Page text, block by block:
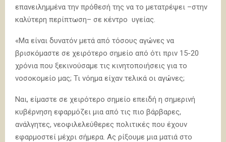
επανειλημμένα την πρόθεσή της να το μετατρέψει –στην
καλύτερη περίπτωση– σε κέντρο υγείας.
«Μα είναι δυνατόν μετά από τόσους αγώνες να
βρισκόμαστε σε χειρότερο σημείο από ότι πριν 15-20
χρόνια που ξεκινούσαμε τις κινητοποιήσεις για το
νοσοκομείο μας; Τι νόημα είχαν τελικά οι αγώνες;
Ναι, είμαστε σε χειρότερο σημείο επειδή η σημερινή
κυβέρνηση εφαρμόζει μια από τις πιο βάρβαρες,
ανάλγητες, νεοφιλελεύθερες πολιτικές που έχουν
εφαρμοστεί μέχρι σήμερα. Ας ρίξουμε μια ματιά στο